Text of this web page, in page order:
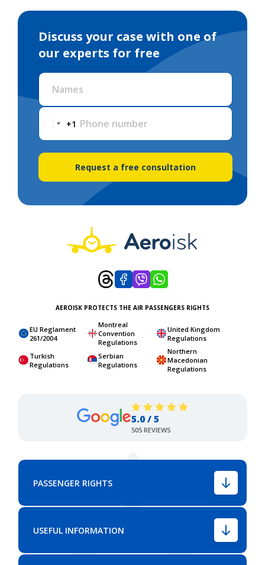
Discuss your case with one of
our experts for free
Names
Phone number
+1
Request a free consultation
AEROISK PROTECTS THE AIR PASSENGERS RIGHTS
EU Reglament
261/2004
Montreal
Convention
Regulations
United Kingdom
Regulations
Turkish
Regulations
Serbian
Regulations
Northern
Macedonian
Regulations
5.0 / 5
505 REVIEWS
PASSENGER RIGHTS
USEFUL INFORMATION